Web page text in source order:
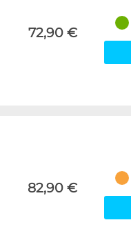
72,90 €
82,90 €